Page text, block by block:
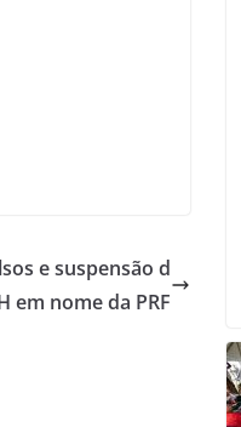
e suspensão d
em nome da PRF